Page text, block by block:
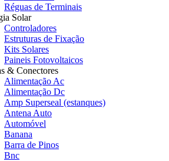
Réguas de Terminais
Solar
Controladores
Estruturas de Fixação
Kits Solares
Paineis Fotovoltaicos
& Conectores
Alimentação Ac
Alimentação Dc
Amp Superseal (estanques)
Antena Auto
Automóvel
Banana
Barra de Pinos
Bnc